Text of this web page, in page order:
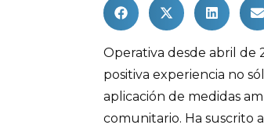
Operativa desde abril de
positiva experiencia no
aplicación de medidas
comunitario. Ha suscrito